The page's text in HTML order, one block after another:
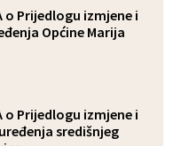
o Prijedlogu izmjene i
Općine Marija
o Prijedlogu izmjene i
središnjeg